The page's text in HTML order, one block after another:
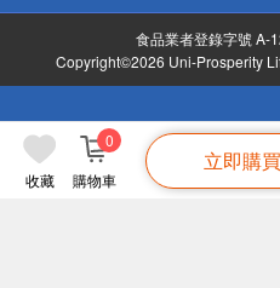
收藏 購物車
0
立即購買
食品業者登錄字號 A-
Copyright©2026 Uni-Prosperity